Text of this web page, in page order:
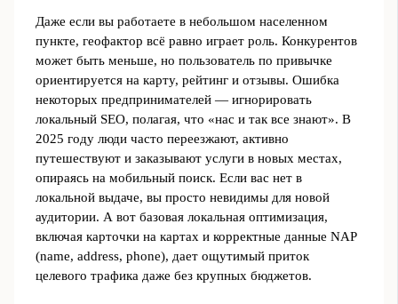
Даже если вы работаете в небольшом населенном
пункте, геофактор всё равно играет роль. Конкурентов
может быть меньше, но пользователь по привычке
ориентируется на карту, рейтинг и отзывы. Ошибка
некоторых предпринимателей — игнорировать
локальный SEO, полагая, что «нас и так все знают». В
2025 году люди часто переезжают, активно
путешествуют и заказывают услуги в новых местах,
опираясь на мобильный поиск. Если вас нет в
локальной выдаче, вы просто невидимы для новой
аудитории. А вот базовая локальная оптимизация,
включая карточки на картах и корректные данные NAP
(name, address, phone), дает ощутимый приток
целевого трафика даже без крупных бюджетов.